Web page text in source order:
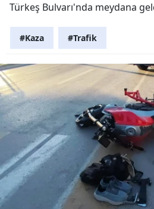
Türkeş Bulvarı'nda meydana
#Kaza #Trafik